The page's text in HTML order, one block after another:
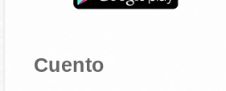
Cuento